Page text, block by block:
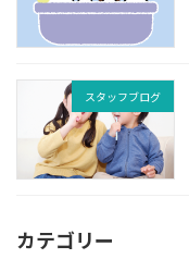
スタッフブログ
カテゴリー